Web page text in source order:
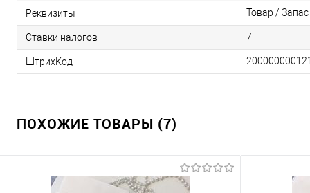
Реквизиты Товар / Запас
Ставки налогов 7
ШтрихКод
ПОХОЖИЕ ТОВАРЫ (7)